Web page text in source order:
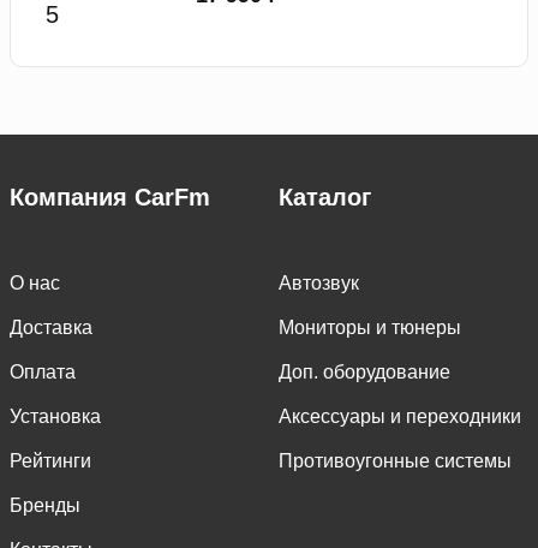
Компания CarFm
О нас
Доставка
Оплата
Установка
Рейтинги
Бренды
Каталог
Автозвук
Мониторы и тюнеры
Доп. оборудование
Аксессуары и переходники
Противоугонные системы